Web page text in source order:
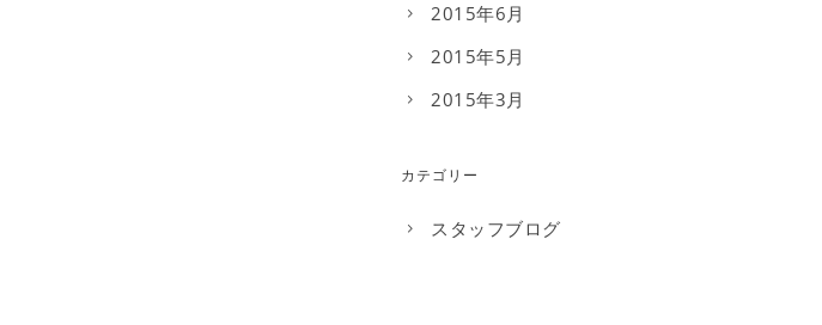
2015年6月
2015年5月
2015年3月
カテゴリー
スタッフブログ